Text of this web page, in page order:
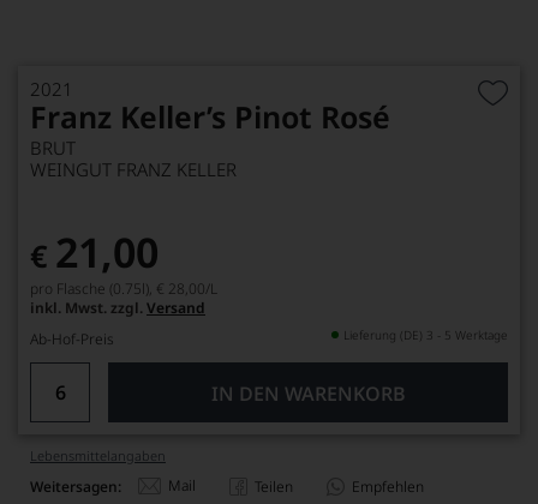
2021
Franz Keller’s Pinot Rosé
BRUT
WEINGUT FRANZ KELLER
€ 21,00
pro Flasche (0.75l), € 28,00/L
inkl. Mwst. zzgl. Versand
Ab-Hof-Preis
Lieferung (DE) 3 - 5 Werktage
IN DEN WARENKORB
Lebensmittel­angaben
Weitersagen: Mail Teilen Empfehlen